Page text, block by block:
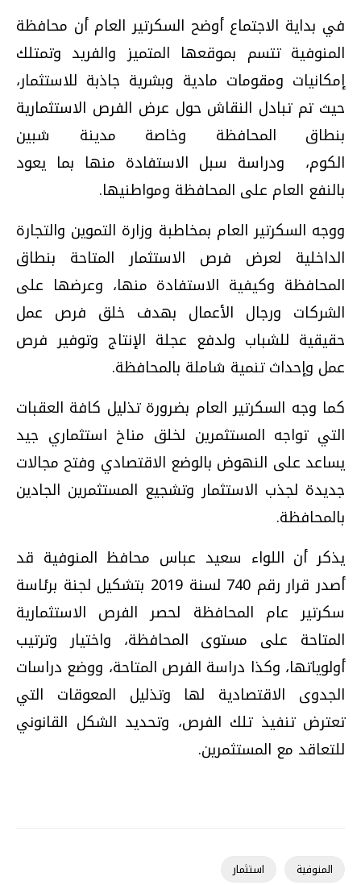
في بداية الاجتماع أوضح السكرتير العام أن محافظة
المنوفية تتسم بموقعها المتميز والفريد وتمتلك
إمكانيات ومقومات مادية وبشرية جاذبة للاستثمار،
حيث تم تبادل النقاش حول عرض الفرص الاستثمارية
بنطاق المحافظة وخاصة مدينة شبين
الكوم، ودراسة سبل الاستفادة منها بما يعود
بالنفع العام على المحافظة ومواطنيها.
ووجه السكرتير العام بمخاطبة وزارة التموين والتجارة
الداخلية لعرض فرص الاستثمار المتاحة بنطاق
المحافظة وكيفية الاستفادة منها، وعرضها على
الشركات ورجال الأعمال بهدف خلق فرص عمل
حقيقية للشباب ولدفع عجلة الإنتاج وتوفير فرص
عمل وإحداث تنمية شاملة بالمحافظة.
كما وجه السكرتير العام بضرورة تذليل كافة العقبات
التي تواجه المستثمرين لخلق مناخ استثماري جيد
يساعد على النهوض بالوضع الاقتصادي وفتح مجالات
جديدة لجذب الاستثمار وتشجيع المستثمرين الجادين
بالمحافظة.
يذكر أن اللواء سعيد عباس محافظ المنوفية قد
أصدر قرار رقم 740 لسنة2019 بتشكيل لجنة برئاسة
سكرتير عام المحافظة لحصر الفرص الاستثمارية
المتاحة على مستوى المحافظة، واختيار وترتيب
أولوياتها، وكذا دراسة الفرص المتاحة، ووضع دراسات
الجدوى الاقتصادية لها وتذليل المعوقات التي
تعترض تنفيذ تلك الفرص، وتحديد الشكل القانوني
للتعاقد مع المستثمرين.
المنوفية استثمار